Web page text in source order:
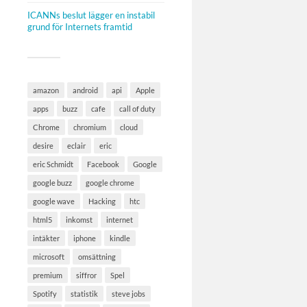
ICANNs beslut lägger en instabil
grund för Internets framtid
amazon android api Apple
apps buzz cafe call of duty
Chrome chromium cloud
desire eclair eric
eric Schmidt Facebook Google
google buzz google chrome
google wave Hacking htc
html5 inkomst internet
intäkter iphone kindle
microsoft omsättning
premium siffror Spel
Spotify statistik steve jobs